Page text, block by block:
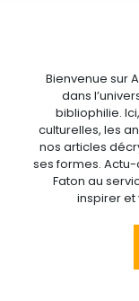
Bienvenue sur
dans
bibliophilie.
culturelles, les
nos articles
ses formes. Actu-
Faton au
inspirer